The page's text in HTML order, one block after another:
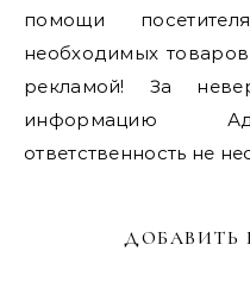
помощи
необходимых
рекламой! За
информацию
ответственность не
ДОБАВИТЬ